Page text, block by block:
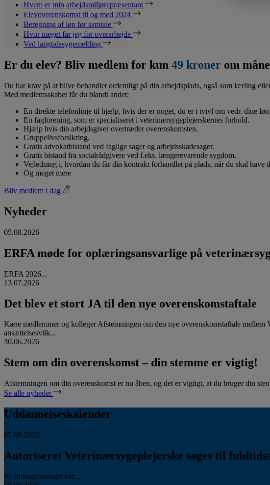
Hvem er min arbejdsmiljørepræsentant
Elevoverenskomst til og med 2024
Beregning af løn før samtale
Hvor meget får jeg for overarbejde
Ved langtidssygemelding
Er du elev? Bliv medlem for kun 49 kroner om
Du har krav på at blive behandlet ordentligt på din arbejdsplads, også som lærling
Med medlemsskabet får du blandt andet:
En direkte telefonlinje til hjælp, hvis der er noget, du er i tvivl om vedr. dine
En fagforening, som er specialiseret i veterinærsygeplejerskernes forhold.
Hjælp hvis din arbejdsgiver overtræder overenskomsten.
Gruppelivsforsikring.
Gratis advokatbistand ved faglige sager og arbejdsskadesager.
Gratis bistand fra socialrådgivere ved f.eks. længerevarende sygdom.
Vejledning i, hvordan du får din kontrakt forhandlet på plads, når du skal have
Og meget mere
Bliv medlem i dag
Nyheder
05.08.2026
ERFA møde for oplæringsansvarlige på
ERFA 2026...
13.07.2026
Det blev et stort JA til den nye overenskomstaftale
Kære medlemmer og kolleger Afstemningen om den nye overenskomstaftale
ansættelsesvilk...
30.06.2026
Stem om din overenskomst – din stemme er vigtig!
Afstemningen om din overenskomst er nu åben, og det er vigtigt, at du bruger din
Se alle nyheder
Uddannelseskalender
07.08.2026
Autoriseret Veterinærsygeplejerske søges til
Se stillingsopslaget her...